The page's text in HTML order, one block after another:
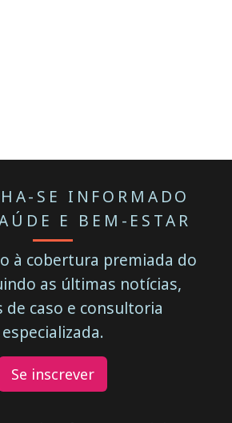
SE INFORMADO
E BEM-ESTAR
à cobertura premiada do
as últimas notícias,
de caso e consultoria
especializada.
Se inscrever